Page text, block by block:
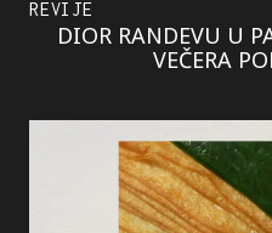
REVIJE
DIOR RANDEVU U
VEČERA